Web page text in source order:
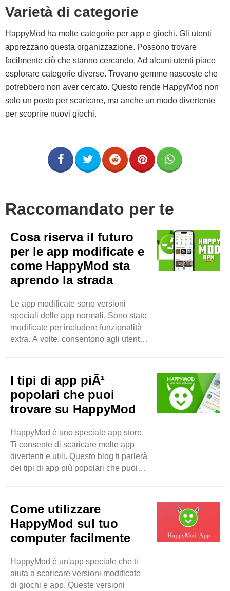
Varietà di categorie
HappyMod ha molte categorie per app e giochi. Gli utenti
apprezzano questa organizzazione. Possono trovare
facilmente ciò che stanno cercando. Ad alcuni utenti piace
esplorare categorie diverse. Trovano gemme nascoste che
potrebbero non aver cercato. Questo rende HappyMod non
solo un posto per scaricare, ma anche un modo divertente
per scoprire nuovi giochi.
Raccomandato per te
Cosa riserva il futuro
per le app modificate e
come HappyMod sta
aprendo la strada
Le app modificate sono versioni
speciali delle app normali. Sono state
modificate per includere funzionalità
extra. A volte, consentono agli utenti
perché offrono più divertimento o
esperienze migliori. Perché le
persone sono interessate alle app
modificate? Molte persone vogliono
Le app normali possono costare
molto. Alcuni utenti trovano difficile
pagare per gli acquisti ..
I tipi di app piÃ¹
popolari che puoi
trovare su HappyMod
HappyMod è uno speciale app store.
Ti consente di scaricare molte app
divertenti e utili. Questo blog ti parlerà
dei tipi di app più popolari che puoi
Giochi Una delle cose migliori di
HappyMod sono i giochi. Ci sono
molti tipi di giochi. Puoi trovare giochi
d'azione, giochi di avventura, giochi
d'azione: questi giochi sono veloci ed
emozionanti. Puoi combattere i
nemici o ..
Come utilizzare
HappyMod sul tuo
computer facilmente
HappyMod è un'app speciale che ti
aiuta a scaricare versioni modificate
di giochi e app. Queste versioni